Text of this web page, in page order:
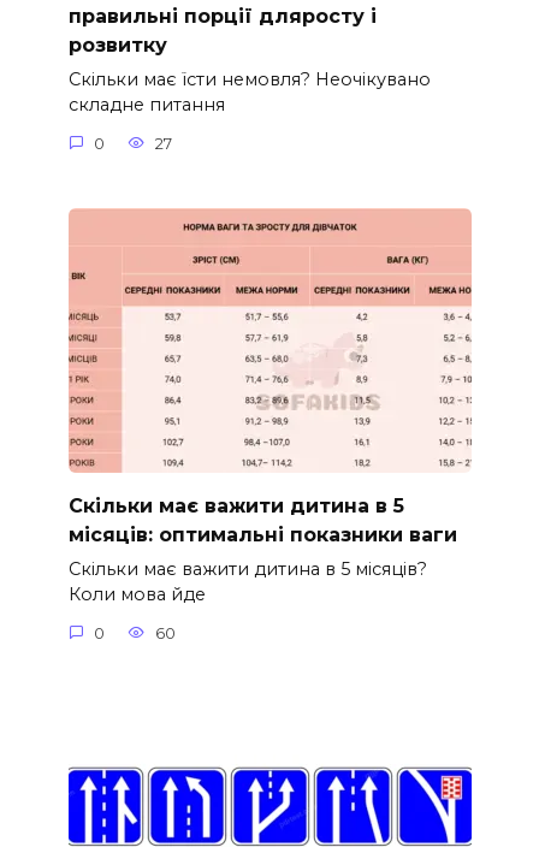
правильні порції дляросту і
розвитку
Скільки має їсти немовля? Неочікувано
складне питання
0 27
Скільки має важити дитина в 5
місяців: оптимальні показники ваги
Скільки має важити дитина в 5 місяців?
Коли мова йде
0 60